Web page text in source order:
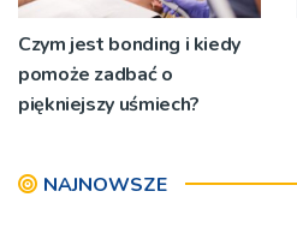
Czym jest bonding i kiedy
pomoże zadbać o
piękniejszy uśmiech?
NAJNOWSZE